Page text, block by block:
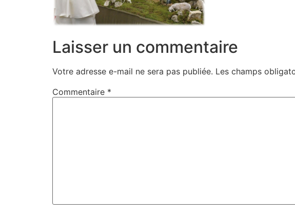
Laisser un commentaire
Votre adresse e-mail ne sera pas publiée. Les champs
Commentaire *